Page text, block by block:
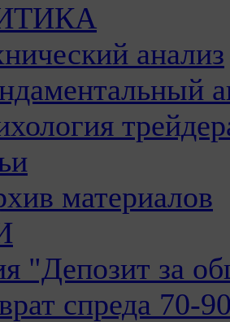
анализ
материалов
"Депозит за
спреда 70-